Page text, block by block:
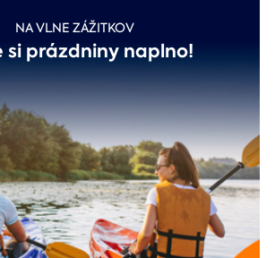
NA VLNE ZÁŽITKOV
si prázdniny naplno!